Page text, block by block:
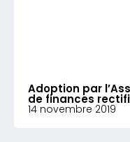
Adoption par
de finances
14 novembre 2019